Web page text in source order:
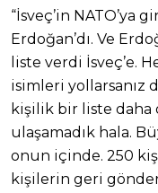
“İsveç’in NATO’ya
Erdoğan’dı. Ve
liste verdi İsveç’e.
isimleri yollarsanız
kişilik bir liste daha
ulaşamadık hala.
onun içinde. 250
kişilerin geri